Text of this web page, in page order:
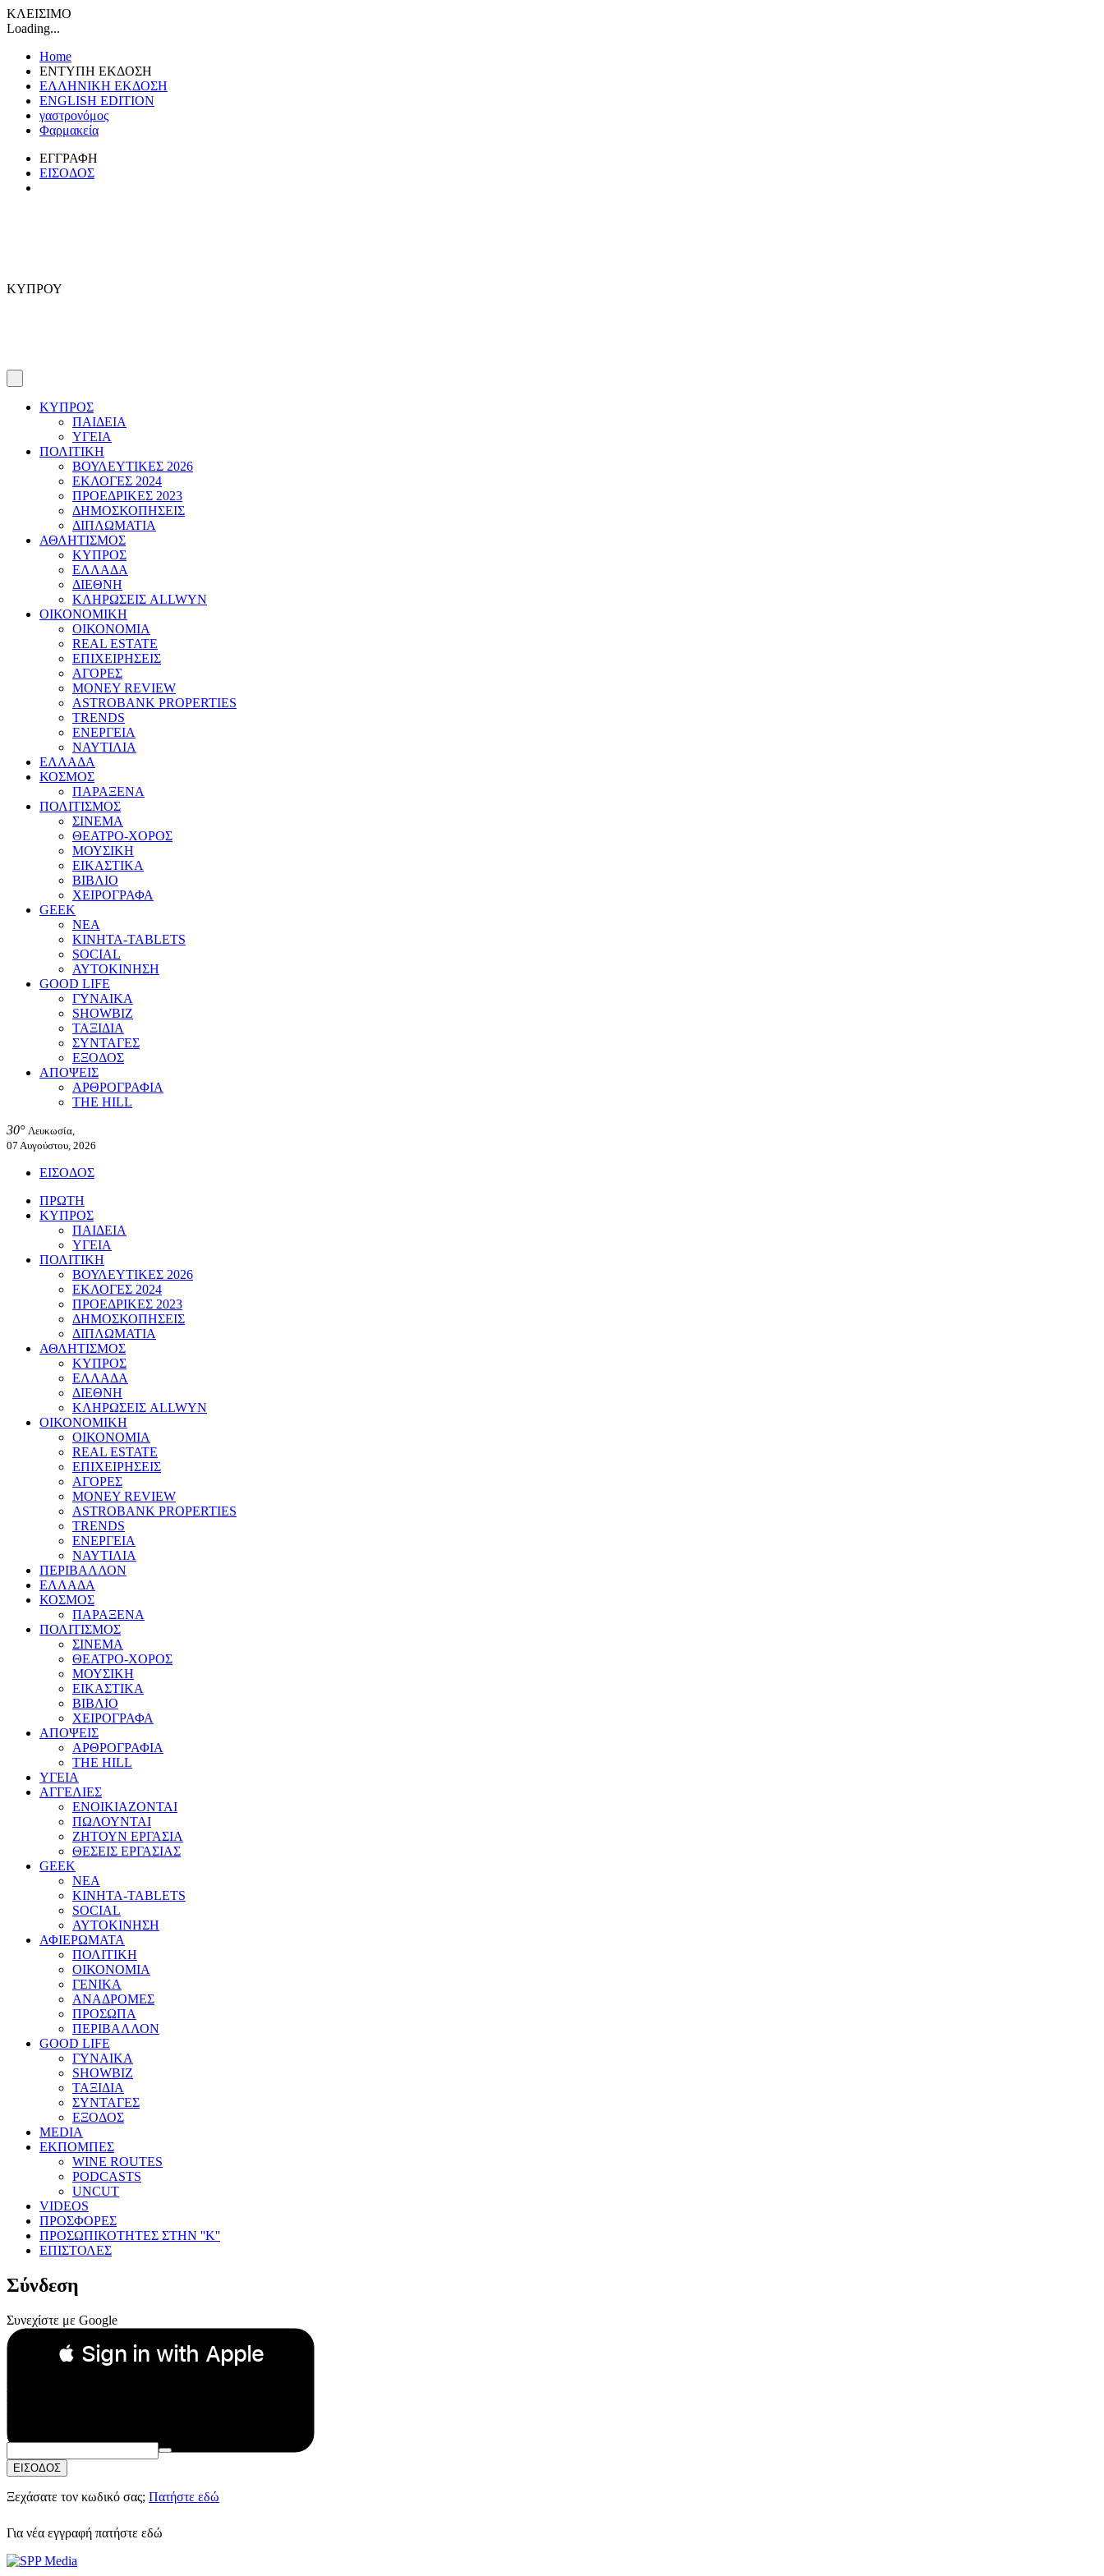
ΚΛΕΙΣΙΜΟ
Loading...
Home
ΕΝΤΥΠΗ ΕΚΔΟΣΗ
ΕΛΛΗΝΙΚΗ ΕΚΔΟΣΗ
ENGLISH EDITION
γαστρονόμος
Φαρμακεία
ΕΓΓΡΑΦΗ
ΕΙΣΟΔΟΣ
ΚΥΠΡΟΥ
ΚΥΠΡΟΣ
ΠΑΙΔΕΙΑ
ΥΓΕΙΑ
ΠΟΛΙΤΙΚΗ
ΒΟΥΛΕΥΤΙΚΕΣ 2026
ΕΚΛΟΓΕΣ 2024
ΠΡΟΕΔΡΙΚΕΣ 2023
ΔΗΜΟΣΚΟΠΗΣΕΙΣ
ΔΙΠΛΩΜΑΤΙΑ
ΑΘΛΗΤΙΣΜΟΣ
ΚΥΠΡΟΣ
ΕΛΛΑΔΑ
ΔΙΕΘΝΗ
ΚΛΗΡΩΣΕΙΣ ALLWYN
ΟΙΚΟΝΟΜΙΚΗ
ΟΙΚΟΝΟΜΙΑ
REAL ESTATE
ΕΠΙΧΕΙΡΗΣΕΙΣ
ΑΓΟΡΕΣ
MONEY REVIEW
ASTROBANK PROPERTIES
TRENDS
ΕΝΕΡΓΕΙΑ
ΝΑΥΤΙΛΙΑ
ΕΛΛΑΔΑ
ΚΟΣΜΟΣ
ΠΑΡΑΞΕΝΑ
ΠΟΛΙΤΙΣΜΟΣ
ΣΙΝΕΜΑ
ΘΕΑΤΡΟ-ΧΟΡΟΣ
ΜΟΥΣΙΚΗ
ΕΙΚΑΣΤΙΚΑ
ΒΙΒΛΙΟ
ΧΕΙΡΟΓΡΑΦΑ
GEEK
ΝΕΑ
ΚΙΝΗΤΑ-TABLETS
SOCIAL
ΑΥΤΟΚΙΝΗΣΗ
GOOD LIFE
ΓΥΝΑΙΚΑ
SHOWBIZ
ΤΑΞΙΔΙΑ
ΣΥΝΤΑΓΕΣ
ΕΞΟΔΟΣ
ΑΠΟΨΕΙΣ
ΑΡΘΡΟΓΡΑΦΙΑ
THE HILL
30° Λευκωσία,
07 Αυγούστου, 2026
ΕΙΣΟΔΟΣ
ΠΡΩΤΗ
ΚΥΠΡΟΣ
ΠΑΙΔΕΙΑ
ΥΓΕΙΑ
ΠΟΛΙΤΙΚΗ
ΒΟΥΛΕΥΤΙΚΕΣ 2026
ΕΚΛΟΓΕΣ 2024
ΠΡΟΕΔΡΙΚΕΣ 2023
ΔΗΜΟΣΚΟΠΗΣΕΙΣ
ΔΙΠΛΩΜΑΤΙΑ
ΑΘΛΗΤΙΣΜΟΣ
ΚΥΠΡΟΣ
ΕΛΛΑΔΑ
ΔΙΕΘΝΗ
ΚΛΗΡΩΣΕΙΣ ALLWYN
ΟΙΚΟΝΟΜΙΚΗ
ΟΙΚΟΝΟΜΙΑ
REAL ESTATE
ΕΠΙΧΕΙΡΗΣΕΙΣ
ΑΓΟΡΕΣ
MONEY REVIEW
ASTROBANK PROPERTIES
TRENDS
ΕΝΕΡΓΕΙΑ
ΝΑΥΤΙΛΙΑ
ΠΕΡΙΒΑΛΛΟΝ
ΕΛΛΑΔΑ
ΚΟΣΜΟΣ
ΠΑΡΑΞΕΝΑ
ΠΟΛΙΤΙΣΜΟΣ
ΣΙΝΕΜΑ
ΘΕΑΤΡΟ-ΧΟΡΟΣ
ΜΟΥΣΙΚΗ
ΕΙΚΑΣΤΙΚΑ
ΒΙΒΛΙΟ
ΧΕΙΡΟΓΡΑΦΑ
ΑΠΟΨΕΙΣ
ΑΡΘΡΟΓΡΑΦΙΑ
THE HILL
ΥΓΕΙΑ
ΑΓΓΕΛΙΕΣ
ΕΝΟΙΚΙΑΖΟΝΤΑΙ
ΠΩΛΟΥΝΤΑΙ
ΖΗΤΟΥΝ ΕΡΓΑΣΙΑ
ΘΕΣΕΙΣ ΕΡΓΑΣΙΑΣ
GEEK
ΝΕΑ
ΚΙΝΗΤΑ-TABLETS
SOCIAL
ΑΥΤΟΚΙΝΗΣΗ
ΑΦΙΕΡΩΜΑΤΑ
ΠΟΛΙΤΙΚΗ
ΟΙΚΟΝΟΜΙΑ
ΓΕΝΙΚΑ
ΑΝΑΔΡΟΜΕΣ
ΠΡΟΣΩΠΑ
ΠΕΡΙΒΑΛΛΟΝ
GOOD LIFE
ΓΥΝΑΙΚΑ
SHOWBIZ
ΤΑΞΙΔΙΑ
ΣΥΝΤΑΓΕΣ
ΕΞΟΔΟΣ
MEDIA
ΕΚΠΟΜΠΕΣ
WINE ROUTES
PODCASTS
UNCUT
VIDEOS
ΠΡΟΣΦΟΡΕΣ
ΠΡΟΣΩΠΙΚΟΤΗΤΕΣ ΣΤΗΝ ''Κ''
ΕΠΙΣΤΟΛΕΣ
Σύνδεση
Συνεχίστε με Google
 Sign in with Apple
Συνεχίστε με Apple
ή
Email:
Κωδικός Πρόσβασης:
ΕΙΣΟΔΟΣ
Ξεχάσατε τον κωδικό σας; Πατήστε εδώ
Για νέα εγγραφή πατήστε εδώ